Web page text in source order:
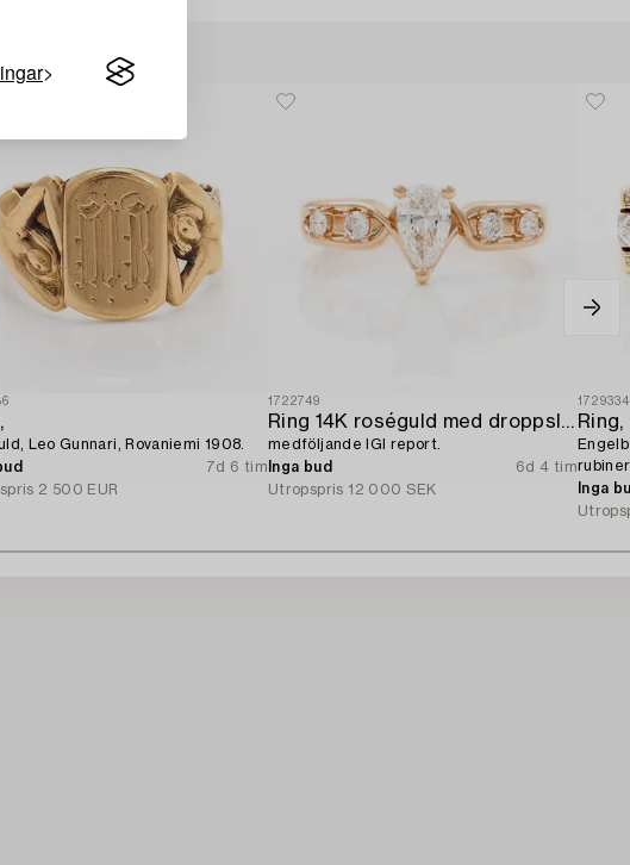
Leo Gunnari, Rovaniemi 1908.
7d 6 tim
2 500 EUR
1722749
Ring 14K roséguld med droppslipad diamant och briljantslipade diamanter,
medföljande IGI report.
Inga bud
6d 4 tim
Utropspris 12 000 SEK
1729334
Ring,
Inga